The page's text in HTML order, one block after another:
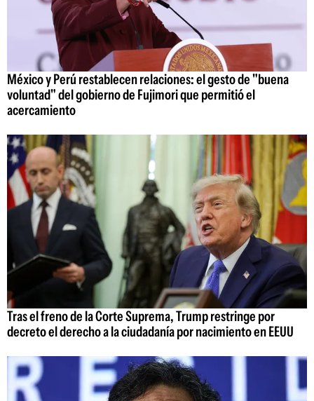
México y Perú restablecen relaciones: el gesto de "buena
voluntad" del gobierno de Fujimori que permitió el
acercamiento
Tras el freno de la Corte Suprema, Trump restringe por
decreto el derecho a la ciudadanía por nacimiento en EEUU